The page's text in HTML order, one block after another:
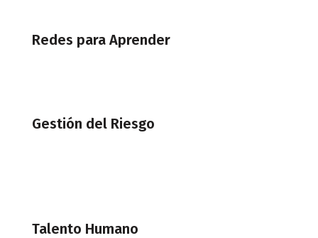
Redes para Aprender
Gestión del Riesgo
Talento Humano